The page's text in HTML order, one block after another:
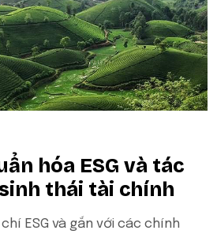
hóa ESG và tác
thái tài chính
ESG và gắn với các chính